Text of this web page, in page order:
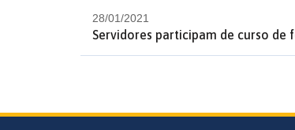
28/01/2021
Servidores participam de curso de